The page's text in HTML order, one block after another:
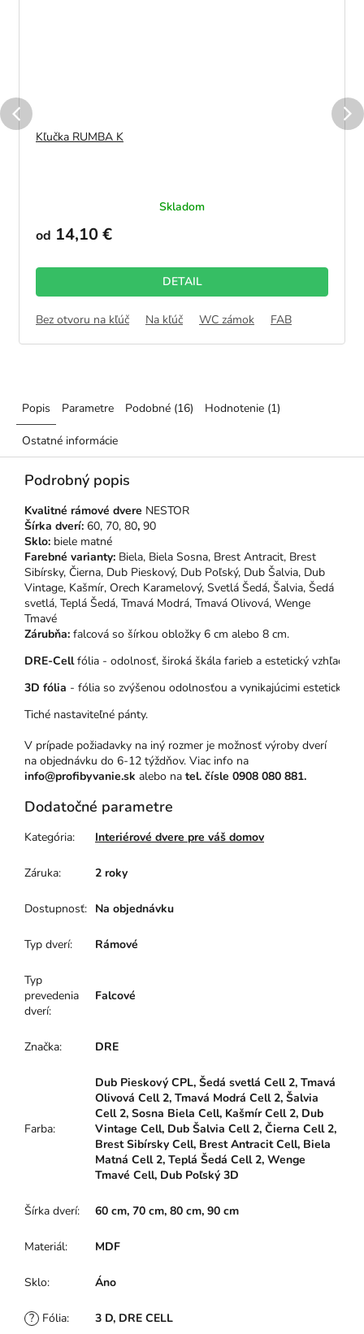
Kľučka RUMBA K
Skladom
od 14,10 €
DETAIL
Bez otvoru na kľúč Na kľúč WC zámok FAB
Popis Parametre Podobné (16) Hodnotenie (1)
Ostatné informácie
Podrobný popis
Kvalitné rámové dvere NESTOR
Šírka dverí: 60, 70, 80, 90
Sklo: biele matné
Farebné varianty: Biela, Biela Sosna, Brest Antracit, Brest
Sibírsky, Čierna, Dub Pieskový, Dub Poľský, Dub Šalvia, Dub
Vintage, Kašmír, Orech Karamelový, Svetlá Šedá, Šalvia, Šedá
svetlá, Teplá Šedá, Tmavá Modrá, Tmavá Olivová, Wenge
Tmavé
Zárubňa: falcová so šírkou obložky 6 cm alebo 8 cm.
DRE-Cell fólia - odolnosť, široká škála farieb a estetický vzhľad –
3D fólia - fólia so zvýšenou odolnosťou a vynikajúcimi
Tiché nastaviteľné pánty.
V prípade požiadavky na iný rozmer je možnosť výroby dverí
na objednávku do 6-12 týždňov. Viac info na
info@profibyvanie.sk alebo na tel. čísle 0908 080 881.
Dodatočné parametre
Kategória: Interiérové dvere pre váš domov
Záruka: 2 roky
Dostupnosť: Na objednávku
Typ dverí: Rámové
Typ
prevedenia
dverí:
Falcové
Značka: DRE
Farba:
Dub Pieskový CPL, Šedá svetlá Cell 2, Tmavá
Olivová Cell 2, Tmavá Modrá Cell 2, Šalvia
Cell 2, Sosna Biela Cell, Kašmír Cell 2, Dub
Vintage Cell, Dub Šalvia Cell 2, Čierna Cell 2,
Brest Sibírsky Cell, Brest Antracit Cell, Biela
Matná Cell 2, Teplá Šedá Cell 2, Wenge
Tmavé Cell, Dub Poľský 3D
Šírka dverí: 60 cm, 70 cm, 80 cm, 90 cm
Materiál: MDF
Sklo: Áno
? Fólia: 3 D, DRE CELL